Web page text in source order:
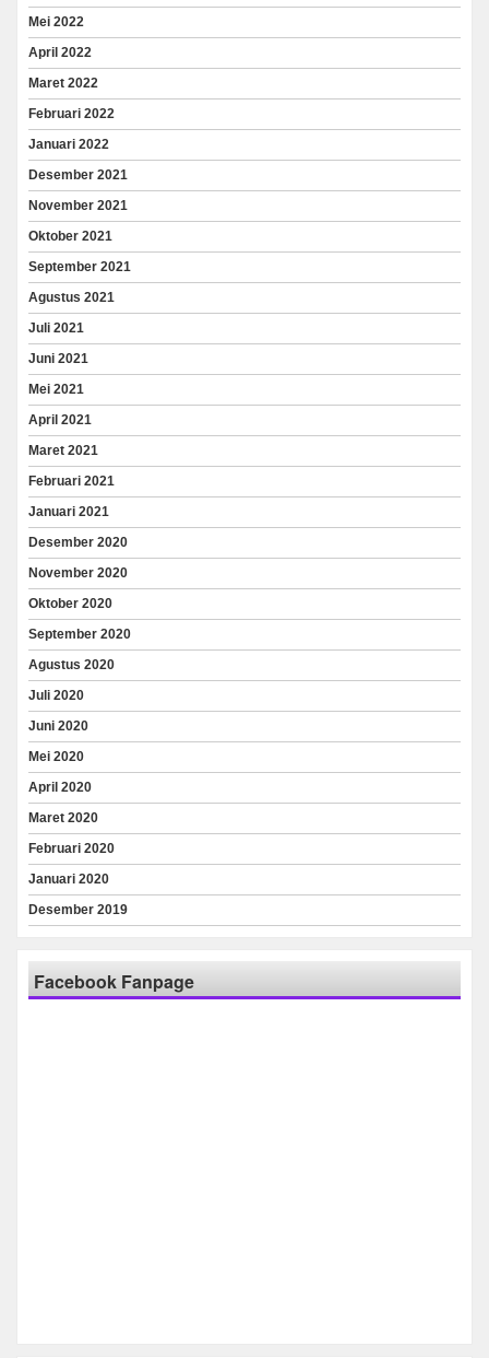
Mei 2022
April 2022
Maret 2022
Februari 2022
Januari 2022
Desember 2021
November 2021
Oktober 2021
September 2021
Agustus 2021
Juli 2021
Juni 2021
Mei 2021
April 2021
Maret 2021
Februari 2021
Januari 2021
Desember 2020
November 2020
Oktober 2020
September 2020
Agustus 2020
Juli 2020
Juni 2020
Mei 2020
April 2020
Maret 2020
Februari 2020
Januari 2020
Desember 2019
Facebook Fanpage